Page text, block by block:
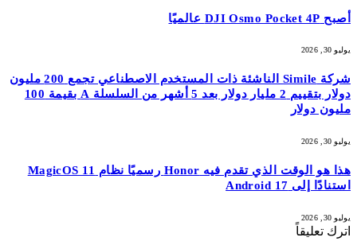
أصبح DJI Osmo Pocket 4P عالميًا
يوليو 30, 2026
شركة Simile الناشئة ذات المستخدم الاصطناعي تجمع 200 مليون
دولار بتقييم 2 مليار دولار بعد 5 أشهر من السلسلة A بقيمة 100
مليون دولار
يوليو 30, 2026
هذا هو الوقت الذي تقدم فيه Honor رسميًا نظام MagicOS 11
استنادًا إلى Android 17
يوليو 30, 2026
اترك تعليقاً